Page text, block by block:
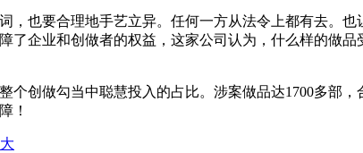
也要合理地手艺立异。任何一方从法令上都有去。也
了企业和创做者的权益，这家公司认为，什么样的做
创做勾当中聪慧投入的占比。涉案做品达1700多部，
！